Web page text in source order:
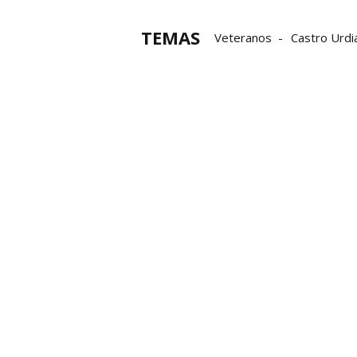
TEMAS Veteranos Castro